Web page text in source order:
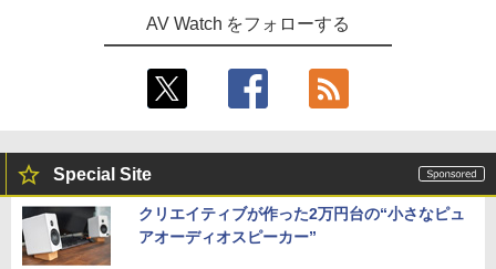
AV Watch をフォローする
Special Site
クリエイティブが作った2万円台の“小さなピュ
アオーディオスピーカー”